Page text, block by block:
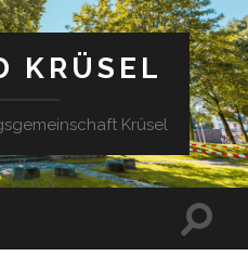
KRÜSEL
Krüsel